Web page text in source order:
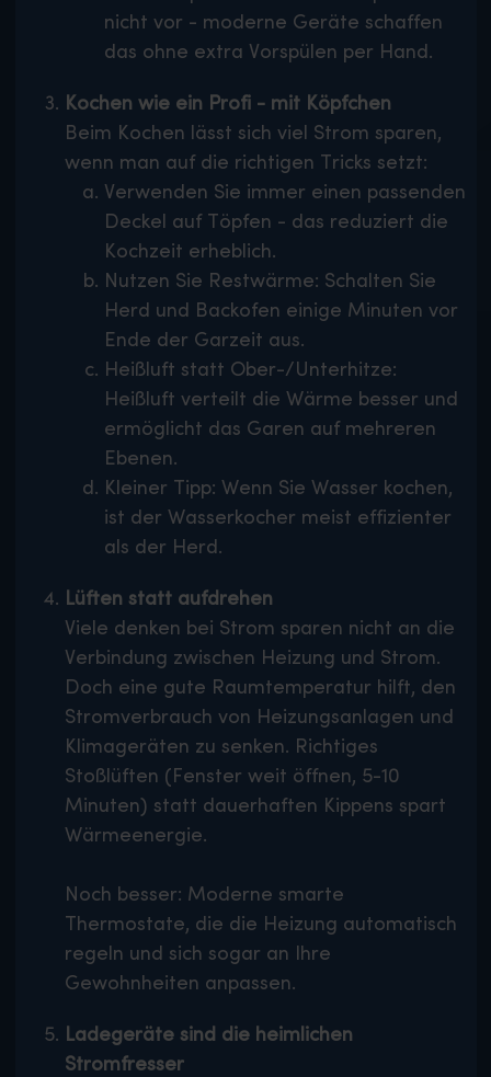
nicht vor - moderne Geräte schaffen
das ohne extra Vorspülen per Hand.
Kochen wie ein Profi - mit Köpfchen
Beim Kochen lässt sich viel Strom sparen,
wenn man auf die richtigen Tricks setzt:
Verwenden Sie immer einen passenden
Deckel auf Töpfen - das reduziert die
Kochzeit erheblich.
Nutzen Sie Restwärme: Schalten Sie
Herd und Backofen einige Minuten vor
Ende der Garzeit aus.
Heißluft statt Ober-/Unterhitze:
Heißluft verteilt die Wärme besser und
ermöglicht das Garen auf mehreren
Ebenen.
Kleiner Tipp: Wenn Sie Wasser kochen,
ist der Wasserkocher meist effizienter
als der Herd.
Lüften statt aufdrehen
Viele denken bei Strom sparen nicht an die
Verbindung zwischen Heizung und Strom.
Doch eine gute Raumtemperatur hilft, den
Stromverbrauch von Heizungsanlagen und
Klimageräten zu senken. Richtiges
Stoßlüften (Fenster weit öffnen, 5-10
Minuten) statt dauerhaften Kippens spart
Wärmeenergie.
Noch besser: Moderne smarte
Thermostate, die die Heizung automatisch
regeln und sich sogar an Ihre
Gewohnheiten anpassen.
Ladegeräte sind die heimlichen
Stromfresser